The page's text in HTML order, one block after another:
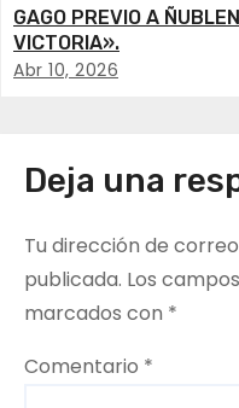
ó
n
GAGO PREVIO A
VICTORIA».
Abr 10, 2026
Deja una
Tu dirección de
publicada. Los
marcados con *
Comentario *